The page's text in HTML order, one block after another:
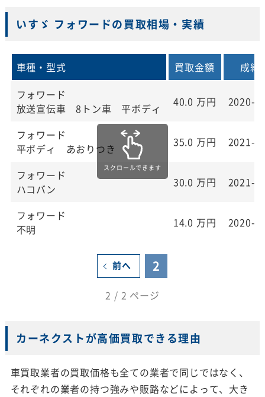
いすゞ フォワードの買取相場・実績
車種・型式 買取金額
成約
フォワード
放送宣伝車 8トン車 平ボディ
40.0 万円 2020-
フォワード
平ボディ あおりつき
35.0 万円 2021-
フォワード
ハコバン
30.0 万円 2021-
フォワード
不明
14.0 万円 2020-
前へ 2
2 / 2 ページ
カーネクストが高価買取できる理由
車買取業者の買取価格も全ての業者で同じではなく、
それぞれの業者の持つ強みや販路などによって、大き